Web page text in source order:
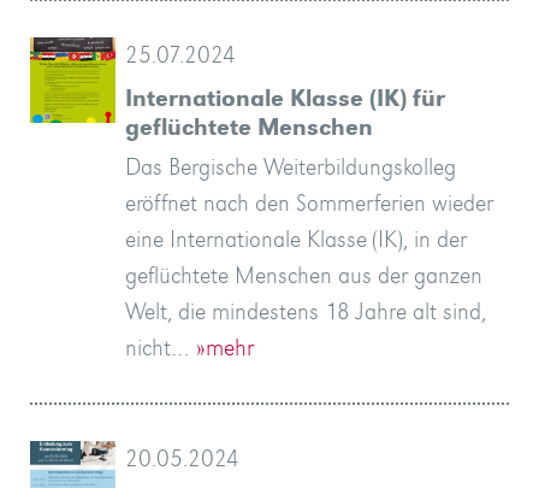
25.07.2024
Internationale Klasse (IK) für
geflüchtete Menschen
Das Bergische Weiterbildungskolleg
eröffnet nach den Sommerferien wieder
eine Internationale Klasse (IK), in der
geflüchtete Menschen aus der ganzen
Welt, die mindestens 18 Jahre alt sind,
nicht… »mehr
20.05.2024